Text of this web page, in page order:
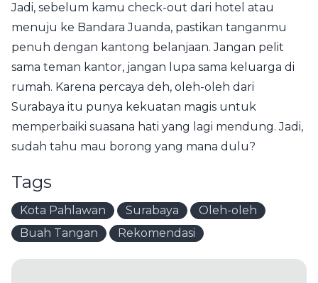
Jadi, sebelum kamu check-out dari hotel atau
menuju ke Bandara Juanda, pastikan tanganmu
penuh dengan kantong belanjaan. Jangan pelit
sama teman kantor, jangan lupa sama keluarga di
rumah. Karena percaya deh, oleh-oleh dari
Surabaya itu punya kekuatan magis untuk
memperbaiki suasana hati yang lagi mendung. Jadi,
sudah tahu mau borong yang mana dulu?
Tags
Kota Pahlawan Surabaya
Oleh-oleh
Buah Tangan
Rekomendasi